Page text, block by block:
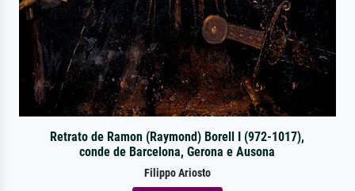
Retrato de Ramon (Raymond) Borell I (972-1017),
conde de Barcelona, Gerona e Ausona
Filippo Ariosto